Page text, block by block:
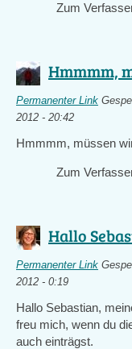
Zum
Hmmmm,
Permanenter Link
2012 - 20:42
Hmmmm, müssen
Zum
Hallo
Permanenter Link
2012 - 0:19
Hallo Sebastian,
freu mich, wenn du
auch einträgst.